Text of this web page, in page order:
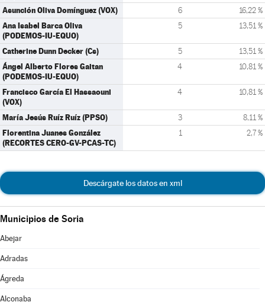
Asunción Oliva Domínguez (VOX) 6 16,22 %
Ana Isabel Barca Oliva
(PODEMOS-IU-EQUO)
5 13,51 %
Catherine Dunn Decker (Cs) 5 13,51 %
Ángel Alberto Flores Gaitan
(PODEMOS-IU-EQUO)
4 10,81 %
Francisco García El Hassaouni
(VOX)
4 10,81 %
María Jesús Ruíz Ruíz (PPSO) 3 8,11 %
Florentina Juanes González
(RECORTES CERO-GV-PCAS-TC)
1 2,7 %
Descárgate los datos en xml
Municipios de Soria
Abejar
Adradas
Ágreda
Alconaba